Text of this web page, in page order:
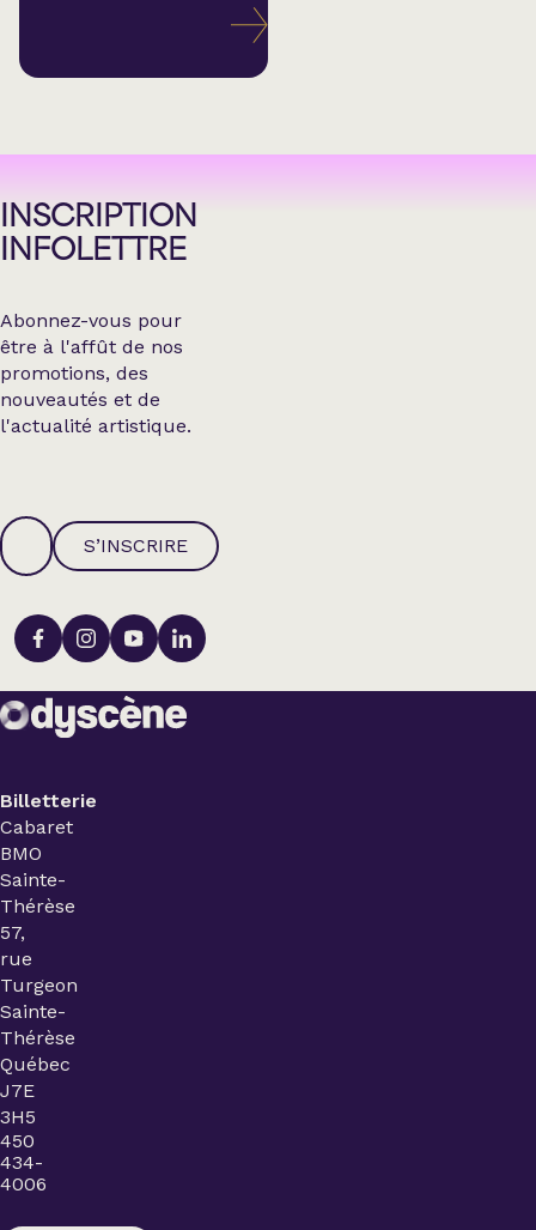
INSCRIPTION
INFOLETTRE
Abonnez-vous pour
être à l'affût de nos
promotions, des
nouveautés et de
l'actualité artistique.
S’INSCRIRE
Billetterie
Cabaret
BMO
Sainte-
Thérèse
57,
rue
Turgeon
Sainte-
Thérèse
Québec
J7E
3H5
450
434-
4006